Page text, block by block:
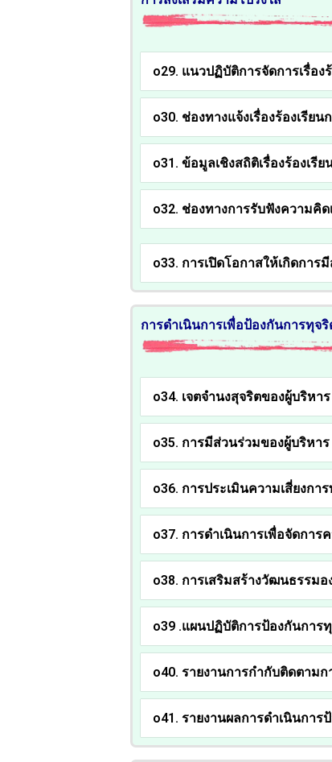
o29. แนวปฏิบัติการจัดการเรื่อ
o30. ช่องทางแจ้งเรื่องร้องเรีย
o31. ข้อมูลเชิงสถิติเรื่องร้องเ
o32. ช่องทางการรับฟังความคิด
o33. การเปิดโอกาสให้เกิดการ
การดำเนินการเพื่อป้องกันการทุจริ
o34. เจตจำนงสุจริตของผู้บริหาร
o35. การมีส่วนร่วมของผู้บริหาร
o36. การประเมินความเสี่ยงกา
o37. การดำเนินการเพื่อจัดการ
o38. การเสริมสร้างวัฒนธรรมอ
o39 .แผนปฏิบัติการป้องกันการ
o40. รายงานการกำกับติดตาม
o41. รายงานผลการดำเนินการ